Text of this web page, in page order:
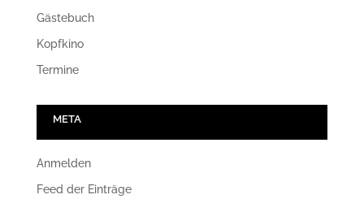
Gästebuch
Kopfkino
Termine
META
Anmelden
Feed der Einträge